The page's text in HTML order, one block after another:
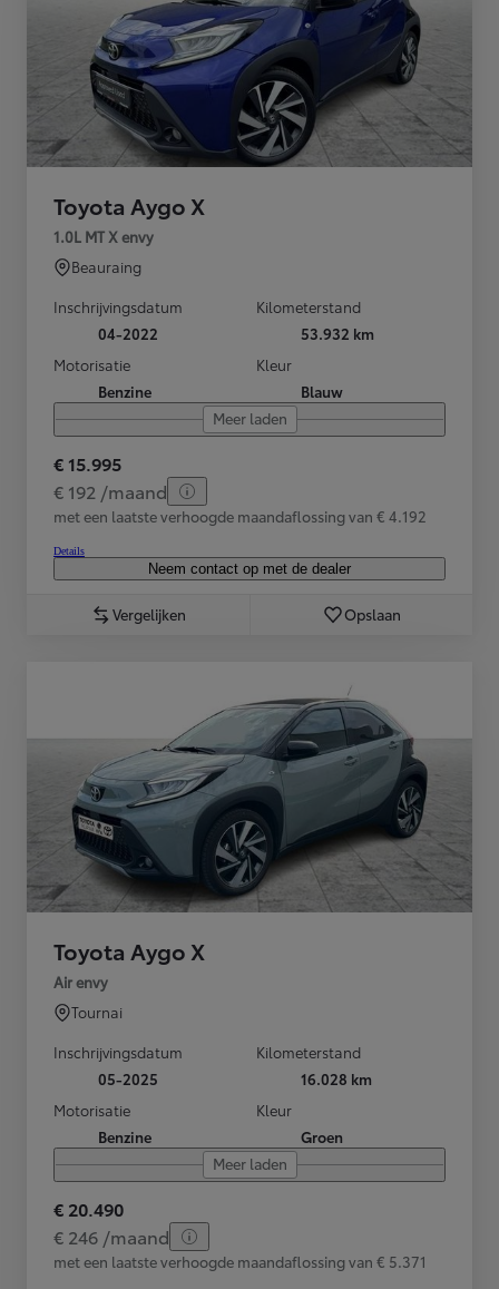
Toyota Aygo X
1.0L MT X envy
Beauraing
Inschrijvingsdatum
04-2022
Kilometerstand
53.932 km
Motorisatie
Benzine
Kleur
Blauw
Meer laden
€ 15.995
€ 192 /maand
met een laatste verhoogde maandaflossing van € 4.192
Details
Neem contact op met de dealer
Vergelijken Opslaan
Toyota Aygo X
Air envy
Tournai
Inschrijvingsdatum
05-2025
Kilometerstand
16.028 km
Motorisatie
Benzine
Kleur
Groen
Meer laden
€ 20.490
€ 246 /maand
met een laatste verhoogde maandaflossing van € 5.371